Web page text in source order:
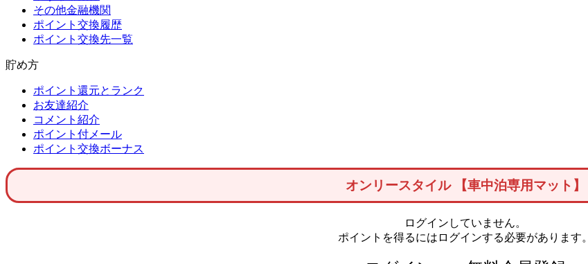
その他金融機関
ポイント交換履歴
ポイント交換先一覧
貯め方
ポイント還元とランク
お友達紹介
コメント紹介
ポイント付メール
ポイント交換ボーナス
オンリースタイル 【車中泊専用マット】
ログインしていません。
ポイントを得るにはログインする必要があります。